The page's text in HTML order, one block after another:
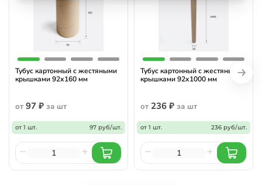
Тубус картонный с жестяными
крышками 92х160 мм
от 97 ₽ за шт
от 1 шт. 97 руб/шт.
Тубус картонный с жестяными
крышками 92х1000 мм
от 236 ₽ за шт
от 1 шт. 236 руб/шт.